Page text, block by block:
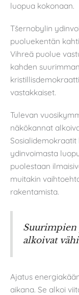
luopua kokonaan.
Tšernobylin
puoluekentän
Vihreä puolue
kahden
vastakkaiset.
Tulevan
näkökannat
ydinvoimasta
puolestaan
muitakin
rakentamista.
Suurimpien
alkoivat
Ajatus
aikana. Se alkoi